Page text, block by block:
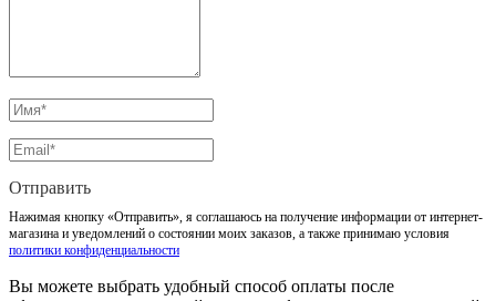
Отправить
Нажимая кнопку «Отправить», я соглашаюсь на получение информации от интернет-
магазина и уведомлений о состоянии моих заказов, а также принимаю условия
политики конфиденциальности
Вы можете выбрать удобный способ оплаты после